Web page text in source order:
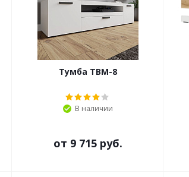
Тумба ТВМ-8
В наличии
от 9 715 руб.